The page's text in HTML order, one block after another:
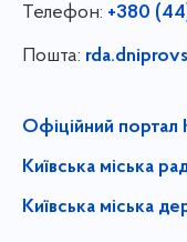
Телефон: +380
Пошта:
Офіційний портал
Київська міська
Київська міська